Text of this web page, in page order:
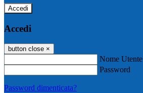
Accedi
Accedi
button close ×
Nome Utente
Password
Password dimenticata?